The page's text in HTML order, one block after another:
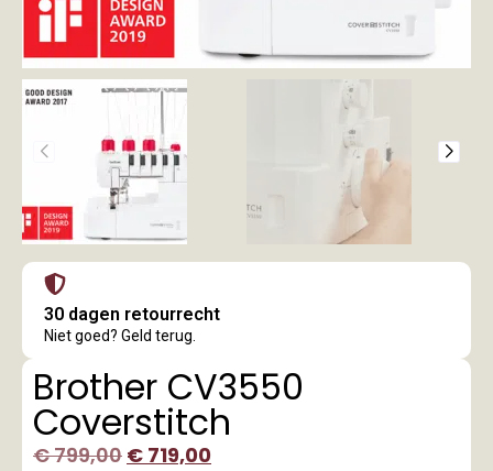
30 dagen retourrecht
Niet goed? Geld terug.
Brother CV3550
Coverstitch
€799,00 € 719,00